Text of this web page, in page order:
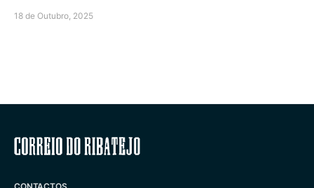
18 de Outubro, 2025
Correio do Ribatejo